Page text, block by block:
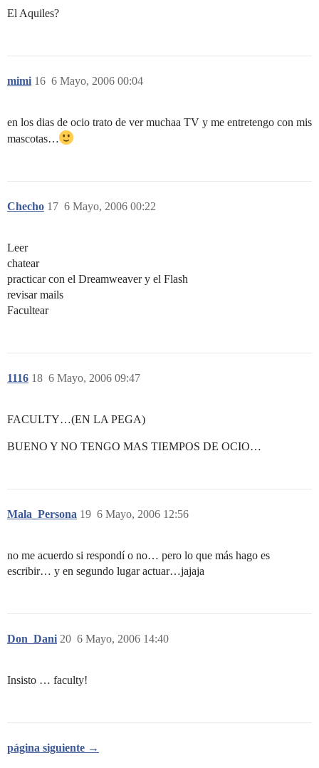
El Aquiles?
mimi 6 Mayo, 2006 00:04
16
en los dias de ocio trato de ver muchaa TV y me entretengo con mis
mascotas…
Checho 6 Mayo, 2006 00:22
17
Leer
chatear
practicar con el Dreamweaver y el Flash
revisar mails
Facultear
1116 6 Mayo, 2006 09:47
18
FACULTY…(EN LA PEGA)
BUENO Y NO TENGO MAS TIEMPOS DE OCIO…
Mala_Persona 6 Mayo, 2006 12:56
19
no me acuerdo si respondí o no… pero lo que más hago es
escribir… y en segundo lugar actuar…jajaja
Don_Dani 6 Mayo, 2006 14:40
20
Insisto … faculty!
página siguiente →